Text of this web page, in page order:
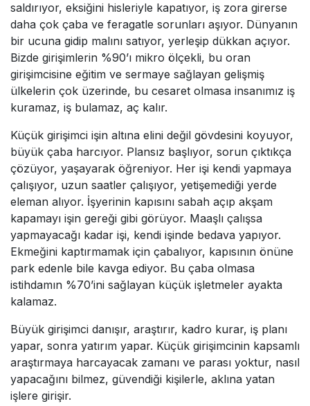
saldırıyor, eksiğini hisleriyle kapatıyor, iş zora girerse
daha çok çaba ve feragatle sorunları aşıyor. Dünyanın
bir ucuna gidip malını satıyor, yerleşip dükkan açıyor.
Bizde girişimlerin %90’ı mikro ölçekli, bu oran
girişimcisine eğitim ve sermaye sağlayan gelişmiş
ülkelerin çok üzerinde, bu cesaret olmasa insanımız iş
kuramaz, iş bulamaz, aç kalır.
Küçük girişimci işin altına elini değil gövdesini koyuyor,
büyük çaba harcıyor. Plansız başlıyor, sorun çıktıkça
çözüyor, yaşayarak öğreniyor. Her işi kendi yapmaya
çalışıyor, uzun saatler çalışıyor, yetişemediği yerde
eleman alıyor. İşyerinin kapısını sabah açıp akşam
kapamayı işin gereği gibi görüyor. Maaşlı çalışsa
yapmayacağı kadar işi, kendi işinde bedava yapıyor.
Ekmeğini kaptırmamak için çabalıyor, kapısının önüne
park edenle bile kavga ediyor. Bu çaba olmasa
istihdamın %70’ini sağlayan küçük işletmeler ayakta
kalamaz.
Büyük girişimci danışır, araştırır, kadro kurar, iş planı
yapar, sonra yatırım yapar. Küçük girişimcinin kapsamlı
araştırmaya harcayacak zamanı ve parası yoktur, nasıl
yapacağını bilmez, güvendiği kişilerle, aklına yatan
işlere girişir.